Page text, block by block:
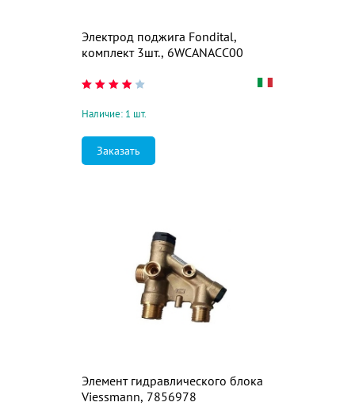
Электрод поджига Fondital,
комплект 3шт., 6WCANACC00
Заказать
Наличие: 1 шт.
Элемент гидравлического блока
Viessmann, 7856978